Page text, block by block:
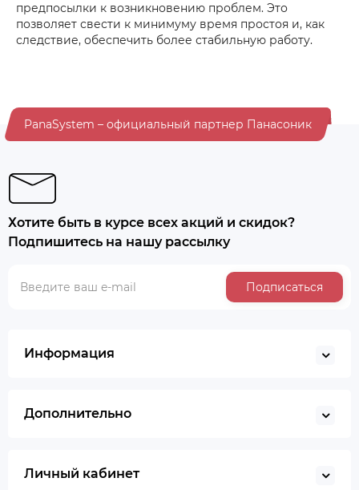
предпосылки к возникновению проблем. Это
позволяет свести к минимуму время простоя и, как
следствие, обеспечить более стабильную работу.
PanaSystem – официальный партнер Панасоник
Хотите быть в курсе всех акций и скидок?
Подпишитесь на нашу рассылку
Подписаться
Информация
Дополнительно
Личный кабинет